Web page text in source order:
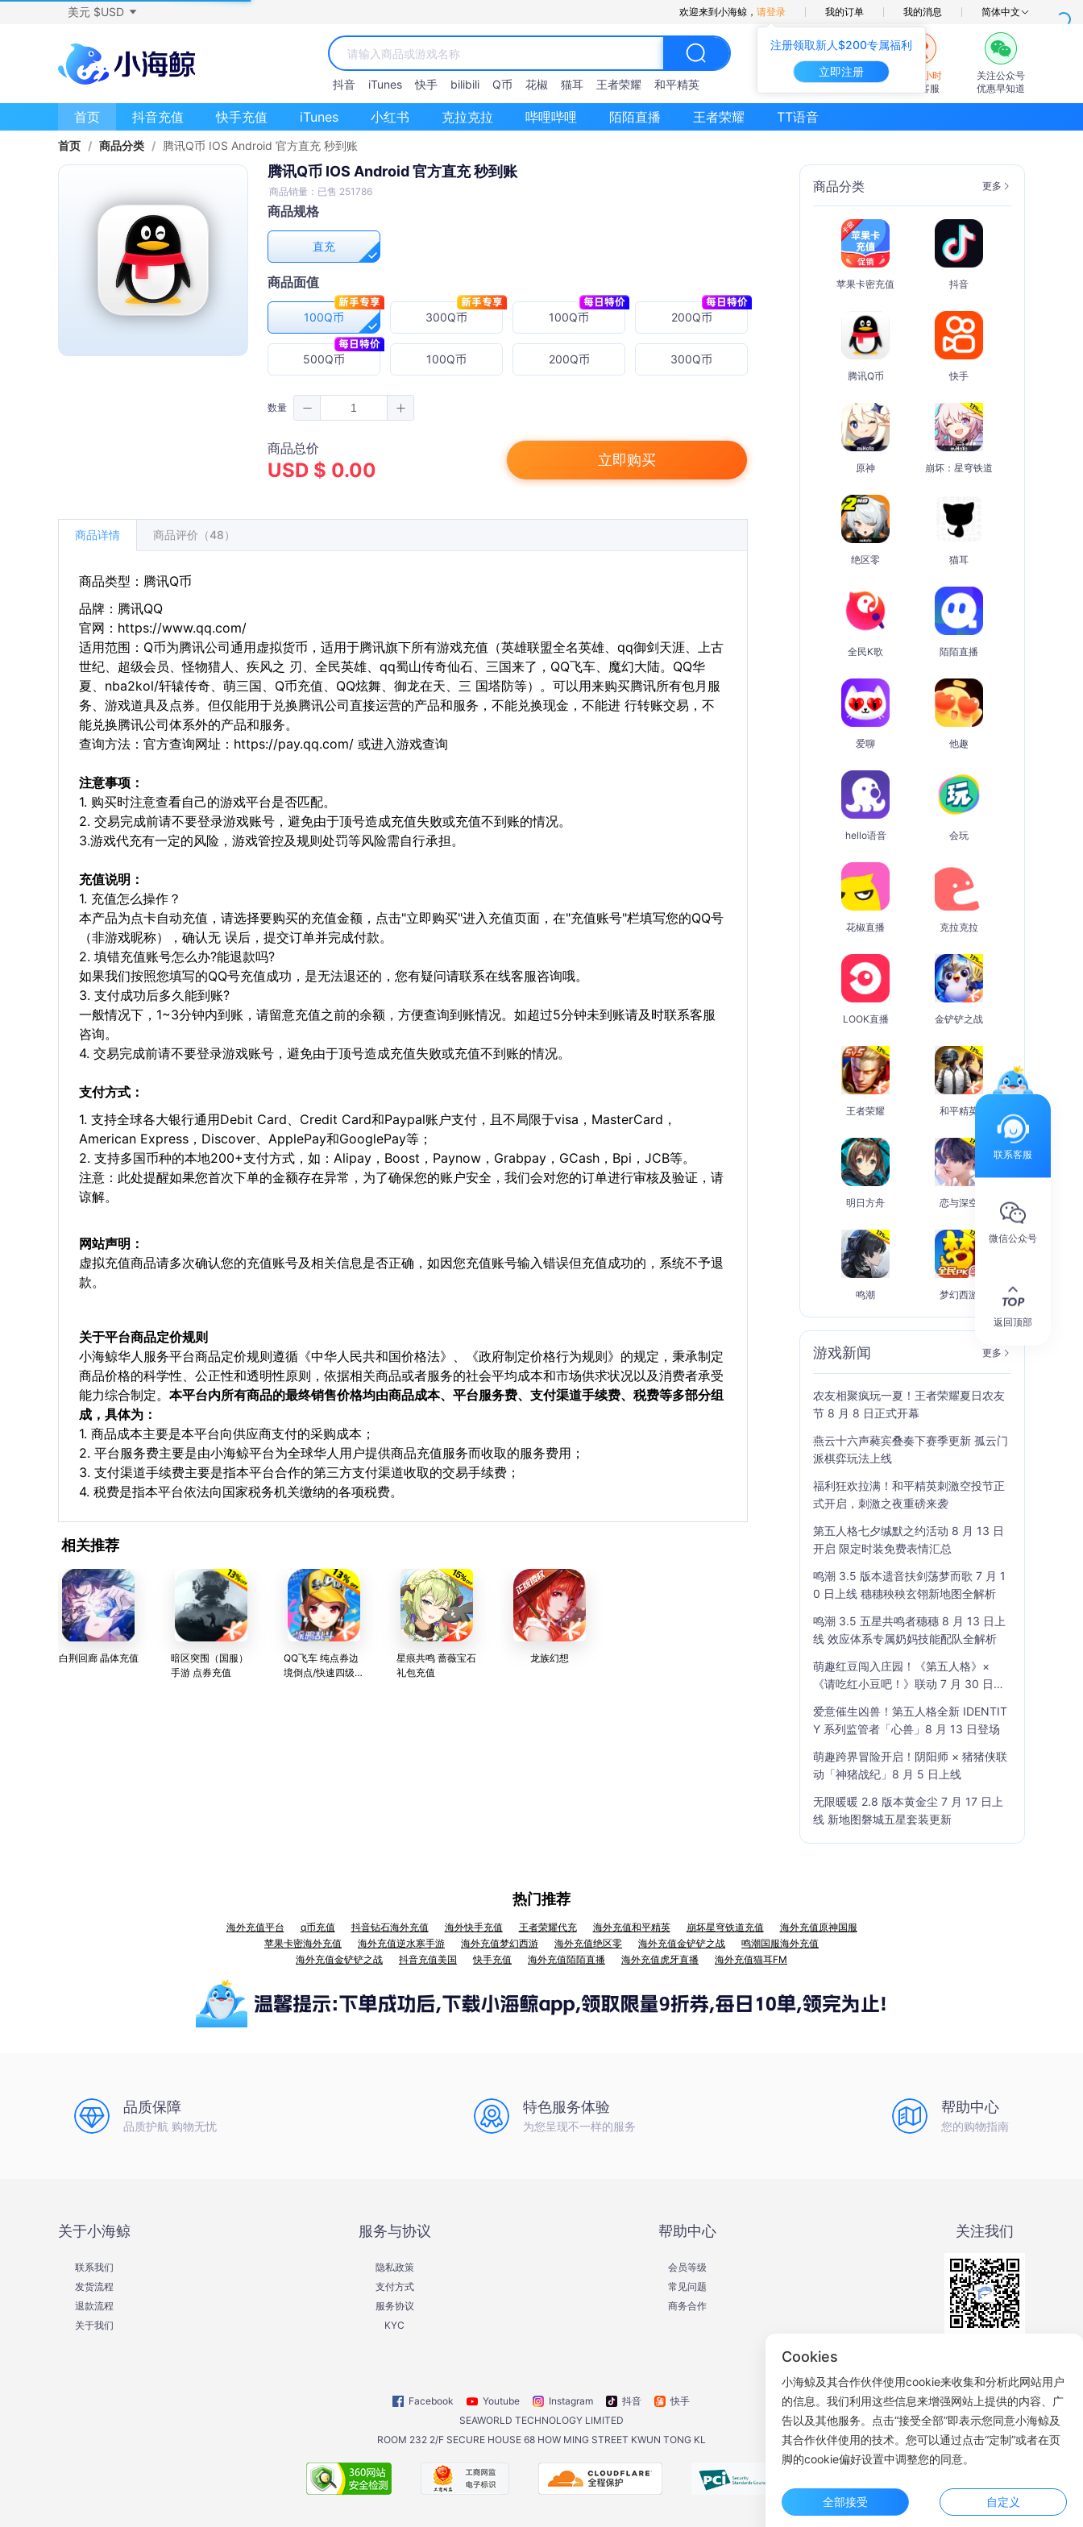
注册领取新人$200专属福利
立即注册
美元 $USD 欢迎来到小海鲸， 请登录 我的订单 我的消息 简体中文
抖音 iTunes 快手 bilibili Q币 花椒 猫耳 王者荣耀 和平精英
7×24小时
在线客服
关注公众号
优惠早知道
首页 抖音充值 快手充值 iTunes 小红书 克拉克拉 哔哩哔哩 陌陌直播 王者荣耀 TT语音
首页 / 商品分类 / 腾讯Q币 IOS Android 官方直充 秒到账
腾讯Q币 IOS Android 官方直充 秒到账
商品销量：已售 251786
商品规格
直充
商品面值
100Q币 300Q币 100Q币 200Q币
500Q币 100Q币 200Q币 300Q币
数量
商品总价
USD $ 0.00 立即购买
商品详情 商品评价（48）
商品类型：腾讯Q币
品牌：腾讯QQ
官网：https://www.qq.com/
适用范围：Q币为腾讯公司通用虚拟货币，适用于腾讯旗下所有游戏充值（英雄联盟全名英雄、qq御剑天涯、上古
世纪、超级会员、怪物猎人、疾风之 刃、全民英雄、qq蜀山传奇仙石、三国来了，QQ飞车、魔幻大陆。QQ华
夏、nba2kol/轩辕传奇、萌三国、Q币充值、QQ炫舞、御龙在天、三 国塔防等）。可以用来购买腾讯所有包月服
务、游戏道具及点券。但仅能用于兑换腾讯公司直接运营的产品和服务，不能兑换现金，不能进 行转账交易，不
能兑换腾讯公司体系外的产品和服务。
查询方法：官方查询网址：https://pay.qq.com/ 或进入游戏查询
注意事项：
1. 购买时注意查看自己的游戏平台是否匹配。
2. 交易完成前请不要登录游戏账号，避免由于顶号造成充值失败或充值不到账的情况。
3.游戏代充有一定的风险，游戏管控及规则处罚等风险需自行承担。
充值说明：
1. 充值怎么操作？
本产品为点卡自动充值，请选择要购买的充值金额，点击"立即购买"进入充值页面，在"充值账号"栏填写您的QQ号
（非游戏昵称），确认无 误后，提交订单并完成付款。
2. 填错充值账号怎么办?能退款吗?
如果我们按照您填写的QQ号充值成功，是无法退还的，您有疑问请联系在线客服咨询哦。
3. 支付成功后多久能到账?
一般情况下，1~3分钟内到账，请留意充值之前的余额，方便查询到账情况。如超过5分钟未到账请及时联系客服
咨询。
4. 交易完成前请不要登录游戏账号，避免由于顶号造成充值失败或充值不到账的情况。
支付方式：
1. 支持全球各大银行通用Debit Card、Credit Card和Paypal账户支付，且不局限于visa，MasterCard，
American Express，Discover、ApplePay和GooglePay等；
2. 支持多国币种的本地200+支付方式，如：Alipay，Boost，Paynow，Grabpay，GCash，Bpi，JCB等。
注意：此处提醒如果您首次下单的金额存在异常，为了确保您的账户安全，我们会对您的订单进行审核及验证，请
谅解。
网站声明：
虚拟充值商品请多次确认您的充值账号及相关信息是否正确，如因您充值账号输入错误但充值成功的，系统不予退
款。
关于平台商品定价规则
小海鲸华人服务平台商品定价规则遵循《中华人民共和国价格法》、《政府制定价格行为规则》的规定，秉承制定
商品价格的科学性、公正性和透明性原则，依据相关商品或者服务的社会平均成本和市场供求状况以及消费者承受
能力综合制定。 本平台内所有商品的最终销售价格均由商品成本、平台服务费、支付渠道手续费、税费等多部分组
成，具体为：
1. 商品成本主要是本平台向供应商支付的采购成本；
2. 平台服务费主要是由小海鲸平台为全球华人用户提供商品充值服务而收取的服务费用；
3. 支付渠道手续费主要是指本平台合作的第三方支付渠道收取的交易手续费；
4. 税费是指本平台依法向国家税务机关缴纳的各项税费。
相关推荐
白荆回廊 晶体充值
暗区突围（国服）
手游 点券充值
QQ飞车 纯点券边
境倒点/快速四级宝
星痕共鸣 蔷薇宝石
礼包充值
龙族幻想
商品分类 更多
苹果卡密充值 抖音
腾讯Q币 快手
原神 崩坏：星穹铁道
绝区零 猫耳
全民K歌 陌陌直播
爱聊 他趣
hello语音 会玩
花椒直播 克拉克拉
LOOK直播 金铲铲之战
王者荣耀 和平精英
明日方舟 恋与深空
鸣潮 梦幻西游
游戏新闻 更多
农友相聚疯玩一夏！王者荣耀夏日农友
节 8 月 8 日正式开幕
燕云十六声蕤宾叠奏下赛季更新 孤云门
派棋弈玩法上线
福利狂欢拉满！和平精英刺激空投节正
式开启，刺激之夜重磅来袭
第五人格七夕缄默之约活动 8 月 13 日
开启 限定时装免费表情汇总
鸣潮 3.5 版本遗音扶剑荡梦而歌 7 月 1
0 日上线 穗穗秧秧玄翎新地图全解析
鸣潮 3.5 五星共鸣者穗穗 8 月 13 日上
线 效应体系专属奶妈技能配队全解析
萌趣红豆闯入庄园！《第五人格》×
《请吃红小豆吧！》联动 7 月 30 日开
爱意催生凶兽！第五人格全新 IDENTIT
Y 系列监管者「心兽」8 月 13 日登场
萌趣跨界冒险开启！阴阳师 × 猪猪侠联
动「神猪战纪」8 月 5 日上线
无限暖暖 2.8 版本黄金尘 7 月 17 日上
线 新地图磐城五星套装更新
热门推荐
海外充值平台 q币充值 抖音钻石海外充值 海外快手充值 王者荣耀代充 海外充值和平精英 崩坏星穹铁道充值
海外充值原神国服
苹果卡密海外充值
海外充值逆水寒手游 海外充值梦幻西游 海外充值绝区零 海外充值金铲铲之战
鸣潮国服海外充值
海外充值金铲铲之战
抖音充值美国 快手充值 海外充值陌陌直播 海外充值虎牙直播 海外充值猫耳FM
品质保障
品质护航 购物无忧
特色服务体验
为您呈现不一样的服务
帮助中心
您的购物指南
关于小海鲸
联系我们
发货流程
退款流程
关于我们
服务与协议
隐私政策
支付方式
服务协议
KYC
帮助中心
会员等级
常见问题
商务合作
关注我们
Facebook Youtube Instagram 抖音
快手
SEAWORLD TECHNOLOGY LIMITED
ROOM 232 2/F SECURE HOUSE 68 HOW MING STREET KWUN TONG KL
联系客服
微信公众号
返回顶部
Cookies
小海鲸及其合作伙伴使用cookie来收集和分析此网站用户
的信息。我们利用这些信息来增强网站上提供的内容、广
告以及其他服务。点击“接受全部”即表示您同意小海鲸及
其合作伙伴使用的技术。您可以通过点击“定制”或者在页
脚的cookie偏好设置中调整您的同意。
全部接受 自定义